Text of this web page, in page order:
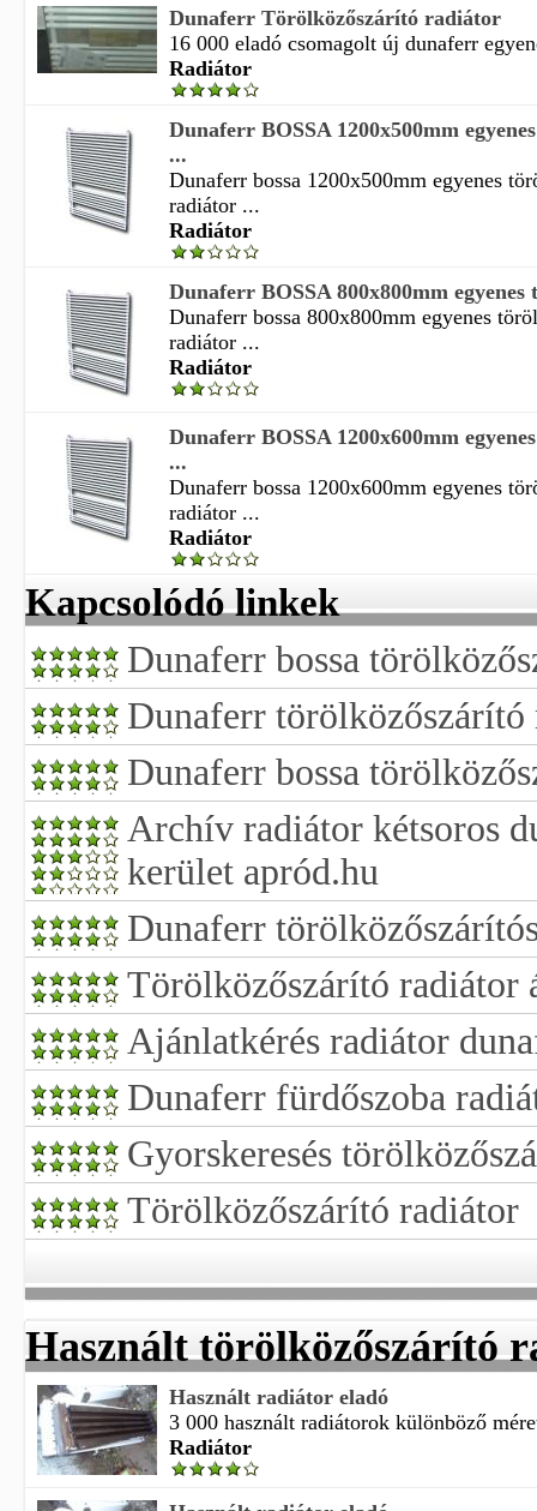
Dunaferr Törölközőszárító radiátor
16 000 eladó csomagolt új dunaferr
Radiátor
Dunaferr BOSSA 1200x500mm
...
Dunaferr bossa 1200x500mm egyenes
radiátor ...
Radiátor
Dunaferr BOSSA 800x800mm
Dunaferr bossa 800x800mm egyenes
radiátor ...
Radiátor
Dunaferr BOSSA 1200x600mm
...
Dunaferr bossa 1200x600mm egyenes
radiátor ...
Radiátor
Kapcsolódó linkek
Dunaferr bossa
Dunaferr törölközőszárító
Dunaferr bossa
Archív radiátor kétsoros
kerület apród.hu
Dunaferr
Törölközőszárító radiátor
Ajánlatkérés radiátor
Dunaferr fürdőszoba
Gyorskeresés
Törölközőszárító radiátor
Használt törölközőszárító
Használt radiátor eladó
3 000 használt radiátorok különböző
Radiátor